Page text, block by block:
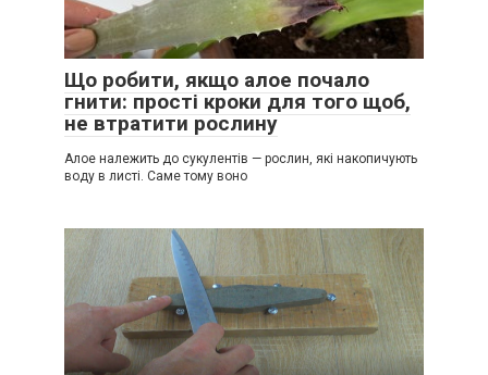
Що робити, якщо алое почало
гнити: прості кроки для того щоб,
не втратити рослину
Алое належить до сукулентів — рослин, які накопичують
воду в листі. Саме тому воно